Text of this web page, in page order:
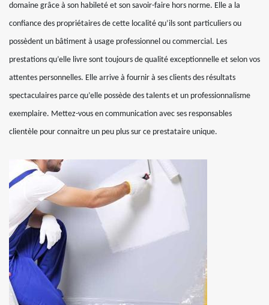
domaine grâce à son habileté et son savoir-faire hors norme. Elle a la
confiance des propriétaires de cette localité qu’ils sont particuliers ou
possèdent un bâtiment à usage professionnel ou commercial. Les
prestations qu’elle livre sont toujours de qualité exceptionnelle et selon vos
attentes personnelles. Elle arrive à fournir à ses clients des résultats
spectaculaires parce qu’elle possède des talents et un professionnalisme
exemplaire. Mettez-vous en communication avec ses responsables
clientèle pour connaitre un peu plus sur ce prestataire unique.